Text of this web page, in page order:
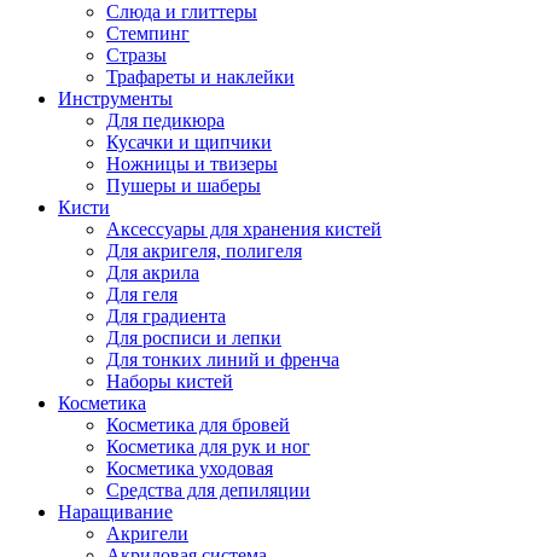
Слюда и глиттеры
Стемпинг
Стразы
Трафареты и наклейки
Инструменты
Для педикюра
Кусачки и щипчики
Ножницы и твизеры
Пушеры и шаберы
Кисти
Аксессуары для хранения кистей
Для акригеля, полигеля
Для акрила
Для геля
Для градиента
Для росписи и лепки
Для тонких линий и френча
Наборы кистей
Косметика
Косметика для бровей
Косметика для рук и ног
Косметика уходовая
Средства для депиляции
Наращивание
Акригели